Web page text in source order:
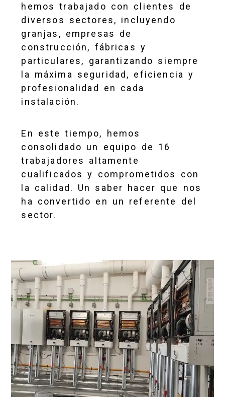
hemos trabajado con clientes de
diversos sectores, incluyendo
granjas, empresas de
construcción, fábricas y
particulares, garantizando siempre
la máxima seguridad, eficiencia y
profesionalidad en cada
instalación.
En este tiempo, hemos
consolidado un equipo de 16
trabajadores altamente
cualificados y comprometidos con
la calidad. Un saber hacer que nos
ha convertido en un referente del
sector.